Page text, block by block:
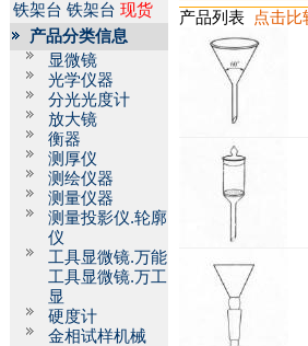
铁架台 铁架台 现货
产品分类信息
显微镜
光学仪器
分光光度计
放大镜
衡器
测厚仪
测绘仪器
测量仪器
测量投影仪.轮廓
仪
工具显微镜.万能
工具显微镜.万工
显
硬度计
金相试样机械
产品列表
点击比